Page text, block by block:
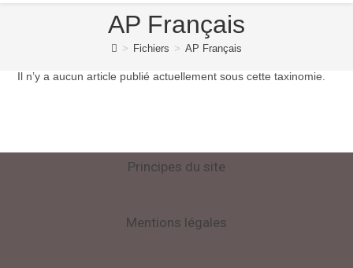
AP Français
> Fichiers > AP Français
Il n’y a aucun article publié actuellement sous cette taxinomie.
Principes du site
Mentions légales